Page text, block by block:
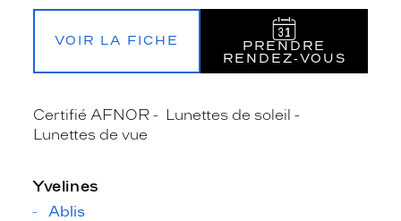
VOIR LA FICHE
PRENDRE
RENDEZ‑VOUS
Certifié AFNOR
Lunettes de soleil
Lunettes de vue
Yvelines
Ablis